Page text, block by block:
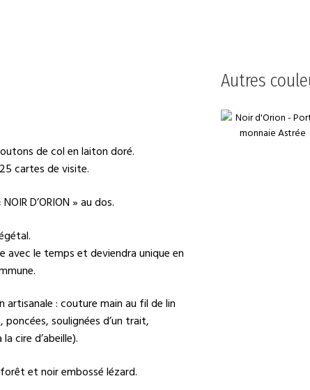
de col en laiton doré.
cartes de visite.
D’ORION » au dos.
le temps et deviendra unique en
artisanale : couture main au fil de lin
soulignées d’un trait,
cire d’abeille).
et noir embossé lézard.
Autres